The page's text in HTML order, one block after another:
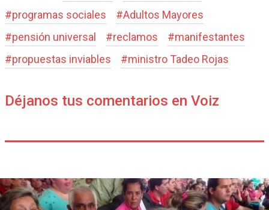
#programas sociales #Adultos Mayores
#pensión universal #reclamos #manifestantes
#propuestas inviables #ministro Tadeo Rojas
Déjanos tus comentarios en Voiz